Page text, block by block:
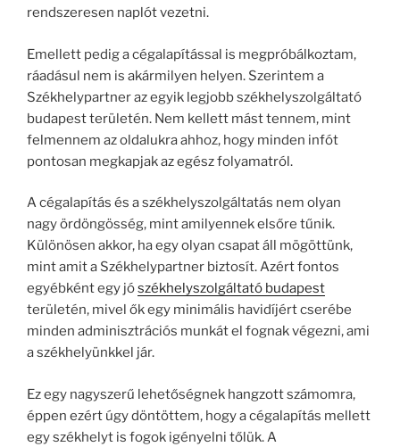
rendszeresen naplót vezetni.
Emellett pedig a cégalapítással is megpróbálkoztam,
ráadásul nem is akármilyen helyen. Szerintem a
Székhelypartner az egyik legjobb székhelyszolgáltató
budapest területén. Nem kellett mást tennem, mint
felmennem az oldalukra ahhoz, hogy minden infót
pontosan megkapjak az egész folyamatról.
A cégalapítás és a székhelyszolgáltatás nem olyan
nagy ördöngösség, mint amilyennek elsőre tűnik.
Különösen akkor, ha egy olyan csapat áll mögöttünk,
mint amit a Székhelypartner biztosít. Azért fontos
egyébként egy jószékhelyszolgáltató budapest
területén, mivel ők egy minimális havidíjért cserébe
minden adminisztrációs munkát el fognak végezni, ami
a székhelyünkkel jár.
Ez egy nagyszerű lehetőségnek hangzott számomra,
éppen ezért úgy döntöttem, hogy a cégalapítás mellett
egy székhelyt is fogok igényelni tőlük. A